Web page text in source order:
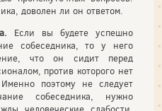
доволен ли он ответом.
Если вы будете успешно
собеседника, то у него
что он сидит перед
против которого нет
поэтому не следует
собеседника, нужно